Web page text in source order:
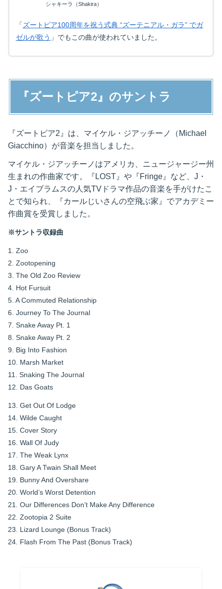
シャキーラ（Shakira）
「 ズートピア100周年を祝う式典 “ズーテニアル・ガラ” でガ
ゼルが歌う 」でもこの曲が使われていました。
『ズートピア2』のサントラ
『ズートピア2』は、マイケル・ジアッチーノ（Michael
Giacchino）が音楽を担当しました。
マイケル・ジアッチーノはアメリカ、ニュージャージー州
生まれの作曲家です。『LOST』や『Fringe』など、J・
J・エイブラムスの人気TVドラマ作品の音楽を手がけたこ
とで知られ、『カールじいさんの空飛ぶ家』でアカデミー
作曲賞を受賞しました。
※サントラ収録曲
1. Zoo
2. Zootopening
3. The Old Zoo Review
4. Hot Fursuit
5. A Commuted Relationship
6. Journey To The Journal
7. Snake Away Pt. 1
8. Snake Away Pt. 2
9. Big Into Fashion
10. Marsh Market
11. Snaking The Journal
12. Das Goats
13. Get Out Of Lodge
14. Wilde Caught
15. Cover Story
16. Wall Of Judy
17. The Weak Lynx
18. Gary A Twain Shall Meet
19. Bunny And Overshare
20. World’s Worst Detention
21. Our Differences Don’t Make Any Difference
22. Zootopia 2 Suite
23. Lizard Lounge (Bonus Track)
24. Flash From The Past (Bonus Track)